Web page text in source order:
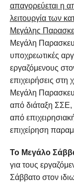
απαγορεύεται η
λειτουργία των
Μεγάλης
Μεγάλη
υποχρεωτικές
εργαζόμενους
επιχειρήσεις
Μεγάλη
από διάταξη ΣΣΕ,
από
επιχείρηση
Το Μεγάλο
για τους
Σάββατο στον